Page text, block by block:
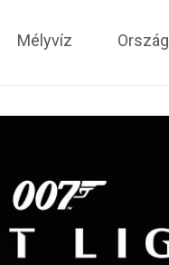
Mélyvíz Ország